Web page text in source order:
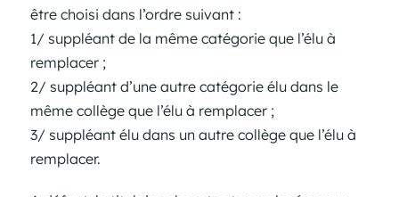
être choisi dans l’ordre suivant :
1/ suppléant de la même catégorie que l’élu à
remplacer ;
2/ suppléant d’une autre catégorie élu dans le
même collège que l’élu à remplacer ;
3/ suppléant élu dans un autre collège que l’élu à
remplacer.